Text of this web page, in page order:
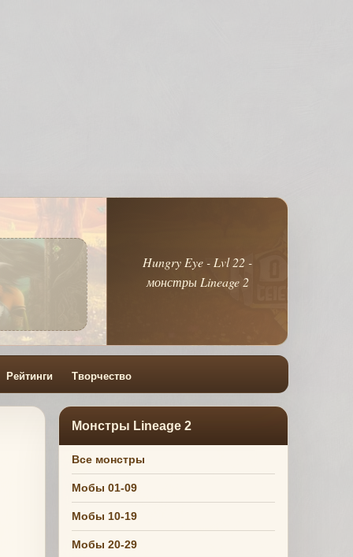
Hungry Eye - Lvl 22 -
монстры Lineage 2
Рейтинги Творчество
Монстры Lineage 2
Все монстры
Мобы 01-09
Мобы 10-19
Мобы 20-29